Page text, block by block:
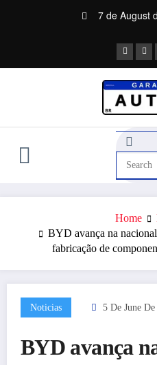
7 de August
Home
BYD avança na
fabricação de
Noticias 5 De June
BYD avança